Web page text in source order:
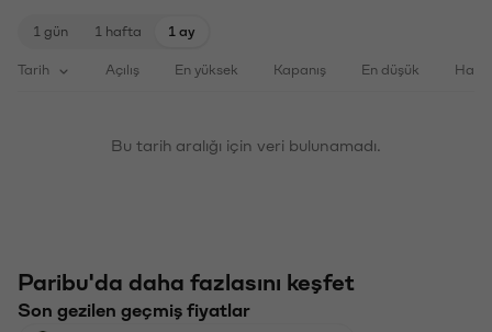
1 gün 1 hafta 1 ay
Tarih Açılış En yüksek Kapanış En düşük
Bu tarih aralığı için veri bulunamadı.
Paribu'da daha fazlasını keşfet
Son gezilen geçmiş fiyatlar